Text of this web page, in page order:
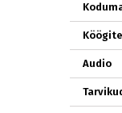
Audio